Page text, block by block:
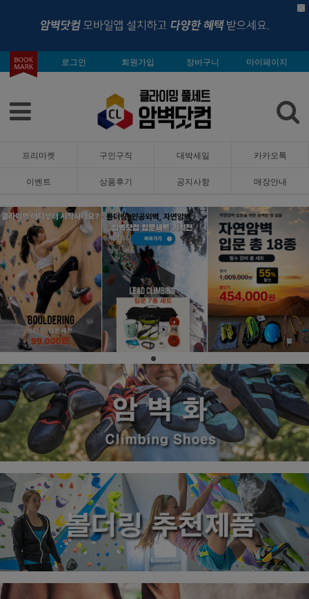
로그인 회원가입 장바구니 마이페이지
프리마켓 구인구직 대박세일 카카오톡
이벤트 상품후기 공지사항 매장안내